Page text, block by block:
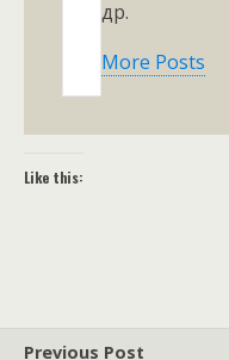
др.
More Posts
Like this:
Previous Post